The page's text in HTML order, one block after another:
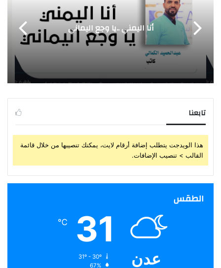
أنا اليمني ..يا وجع اليماني
تابعنا
هذا الويدجت يتطلب إضافة أرقام لايت، يمكنك تنصيبها من خلال قائمة
القالب > تنصيب الإضافات.
الطقس
عدن
31
℃
67%